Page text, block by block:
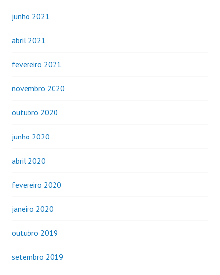
junho 2021
abril 2021
fevereiro 2021
novembro 2020
outubro 2020
junho 2020
abril 2020
fevereiro 2020
janeiro 2020
outubro 2019
setembro 2019